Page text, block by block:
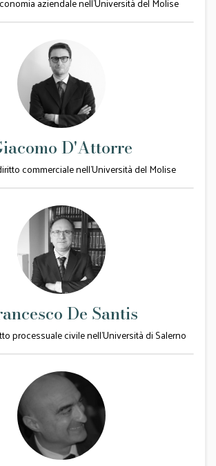
D'Attorre
commerciale nell'Università del Molise
De Santis
processuale civile nell’Università di Salerno